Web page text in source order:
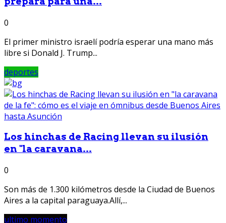
0
El primer ministro israelí podría esperar una mano más
libre si Donald J. Trump...
deportes
Los hinchas de Racing llevan su ilusión
en "la caravana...
0
Son más de 1.300 kilómetros desde la Ciudad de Buenos
Aires a la capital paraguaya.Allí,...
ultimo momento